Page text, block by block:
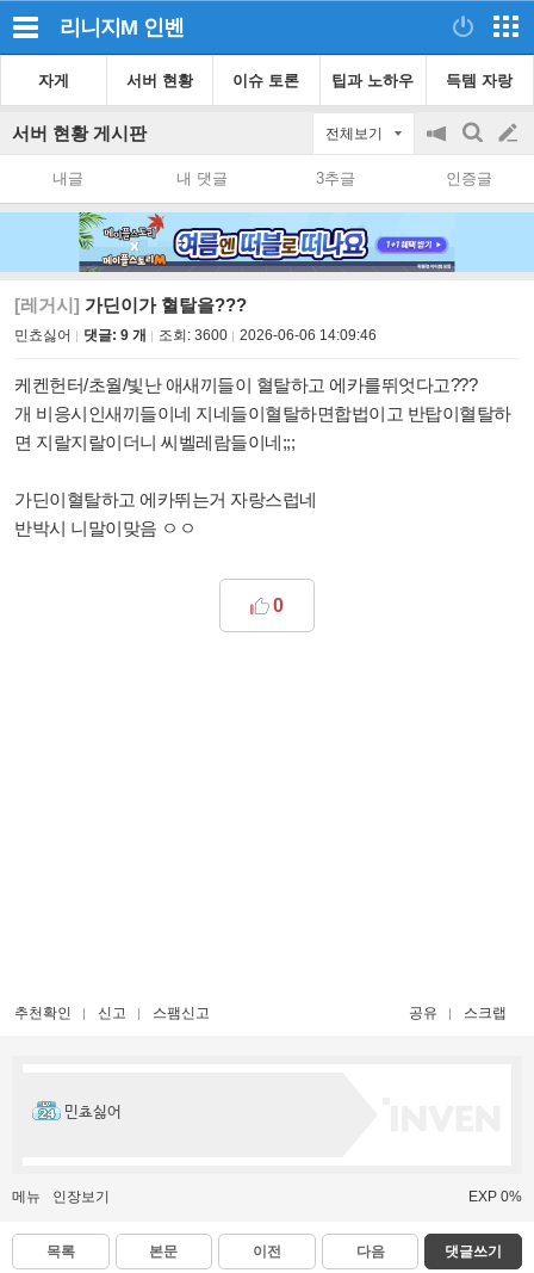
리니지M 인벤
자게 서버 현황 이슈 토론 팁과 노하우 득템 자랑
서버 현황 게시판 전체보기
공
on/off
검
색
글
쓰
내글 내 댓글 3추글 인증글
[레거시] 가딘이가 혈탈을???
민쵸싫어 댓글: 9 개 조회: 3600 2026-06-06 14:09:46
케켄헌터/초월/빛난 애새끼들이 혈탈하고 에카를뛰엇다고???
개 비응시인새끼들이네 지네들이혈탈하면합법이고 반탑이혈탈하
면 지랄지랄이더니 씨벨레람들이네;;;
가딘이혈탈하고 에카뛰는거 자랑스럽네
반박시 니말이맞음 ㅇㅇ
0
추천확인 신고 스팸신고 공유 스크랩
민쵸싫어
메뉴 인장보기 EXP 0%
목록 본문 이전 다음 댓글쓰기